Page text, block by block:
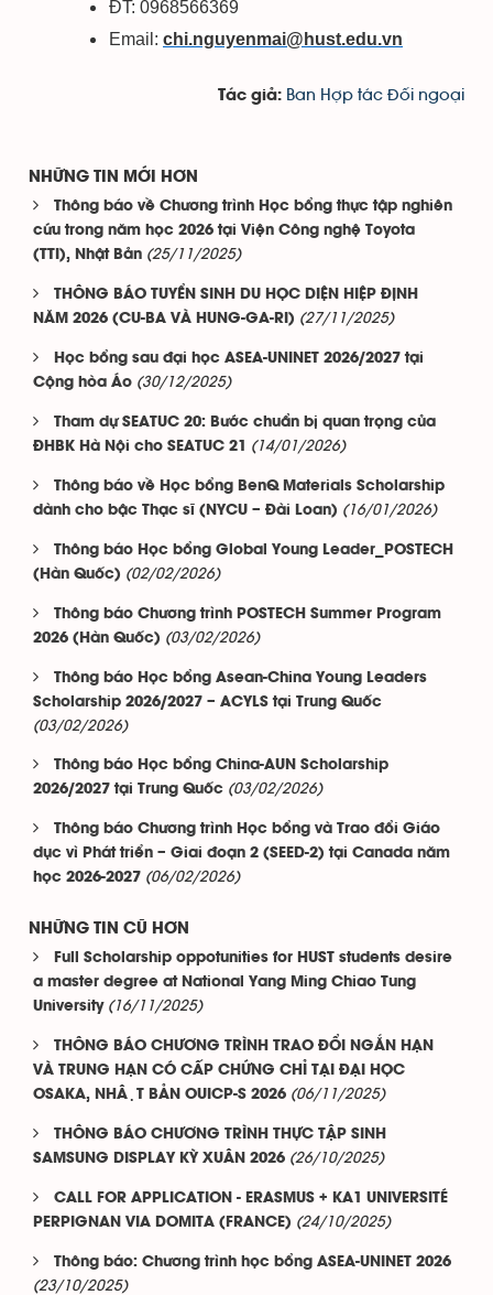
ĐT: 0968566369
Email: chi.nguyenmai@hust.edu.vn
Tác giả: Ban Hợp tác Đối ngoại
NHỮNG TIN MỚI HƠN
Thông báo về Chương trình Học bổng thực tập nghiên
cứu trong năm học 2026 tại Viện Công nghệ Toyota
(TTI), Nhật Bản (25/11/2025)
THÔNG BÁO TUYỂN SINH DU HỌC DIỆN HIỆP ĐỊNH
NĂM 2026 (CU-BA VÀ HUNG-GA-RI) (27/11/2025)
Học bổng sau đại học ASEA-UNINET 2026/2027 tại
Cộng hòa Áo (30/12/2025)
Tham dự SEATUC 20: Bước chuẩn bị quan trọng của
ĐHBK Hà Nội cho SEATUC 21
(14/01/2026)
Thông báo về Học bổng BenQ Materials Scholarship
dành cho bậc Thạc sĩ (NYCU – Đài Loan) (16/01/2026)
Thông báo Học bổng Global Young Leader_POSTECH
(Hàn Quốc) (02/02/2026)
Thông báo Chương trình POSTECH Summer Program
2026 (Hàn Quốc) (03/02/2026)
Thông báo Học bổng Asean-China Young Leaders
Scholarship 2026/2027 – ACYLS tại Trung Quốc
(03/02/2026)
Thông báo Học bổng China-AUN Scholarship
2026/2027 tại Trung Quốc (03/02/2026)
Thông báo Chương trình Học bổng và Trao đổi Giáo
dục vì Phát triển – Giai đoạn 2 (SEED-2) tại Canada năm
học 2026-2027 (06/02/2026)
NHỮNG TIN CŨ HƠN
Full Scholarship oppotunities for HUST students desire
a master degree at National Yang Ming Chiao Tung
University (16/11/2025)
THÔNG BÁO CHƯƠNG TRÌNH TRAO ĐỔI NGẮN HẠN
VÀ TRUNG HẠN CÓ CẤP CHỨNG CHỈ TẠI ĐẠI HỌC
OSAKA, NHẬT BẢN OUICP-S 2026 (06/11/2025)
THÔNG BÁO CHƯƠNG TRÌNH THỰC TẬP SINH
SAMSUNG DISPLAY KỲ XUÂN 2026 (26/10/2025)
CALL FOR APPLICATION - ERASMUS + KA1 UNIVERSITÉ
PERPIGNAN VIA DOMITA (FRANCE) (24/10/2025)
Thông báo: Chương trình học bổng ASEA-UNINET 2026
(23/10/2025)